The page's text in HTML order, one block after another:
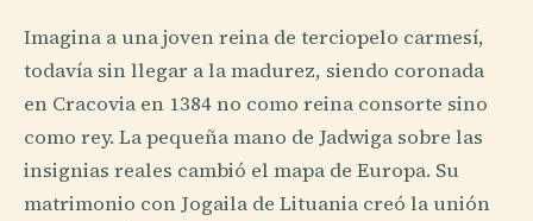
Imagina a una joven reina de terciopelo carmesí,
todavía sin llegar a la madurez, siendo coronada
en Cracovia en 1384 no como reina consorte sino
como rey. La pequeña mano de Jadwiga sobre las
insignias reales cambió el mapa de Europa. Su
matrimonio con Jogaila de Lituania creó la unión